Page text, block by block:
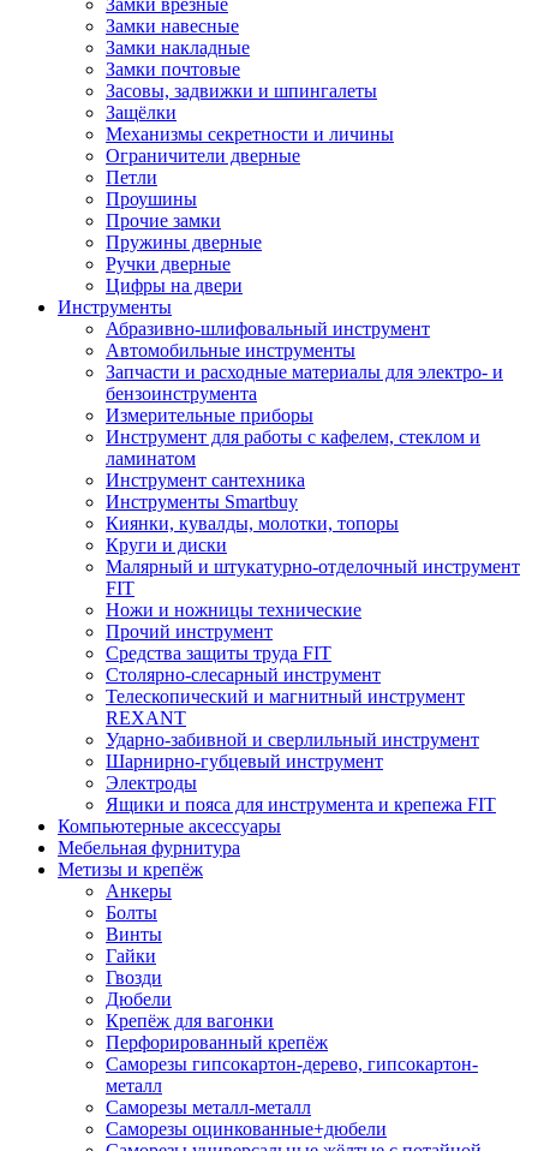
Замки навесные
Замки накладные
Замки почтовые
Засовы, задвижки и шпингалеты
Защёлки
Механизмы секретности и личины
Ограничители дверные
Петли
Проушины
Прочие замки
Пружины дверные
Ручки дверные
Цифры на двери
Инструменты
Абразивно-шлифовальный инструмент
Автомобильные инструменты
Запчасти и расходные материалы для электро- и
бензоинструмента
Измерительные приборы
Инструмент для работы с кафелем, стеклом и
ламинатом
Инструмент сантехника
Инструменты Smartbuy
Киянки, кувалды, молотки, топоры
Круги и диски
Малярный и штукатурно-отделочный инструмент
FIT
Ножи и ножницы технические
Прочий инструмент
Средства защиты труда FIT
Столярно-слесарный инструмент
Телескопический и магнитный инструмент
REXANT
Ударно-забивной и сверлильный инструмент
Шарнирно-губцевый инструмент
Электроды
Ящики и пояса для инструмента и крепежа FIT
Компьютерные аксессуары
Мебельная фурнитура
Метизы и крепёж
Анкеры
Болты
Винты
Гайки
Гвозди
Дюбели
Крепёж для вагонки
Перфорированный крепёж
Саморезы гипсокартон-дерево, гипсокартон-
металл
Саморезы металл-металл
Саморезы оцинкованные+дюбели